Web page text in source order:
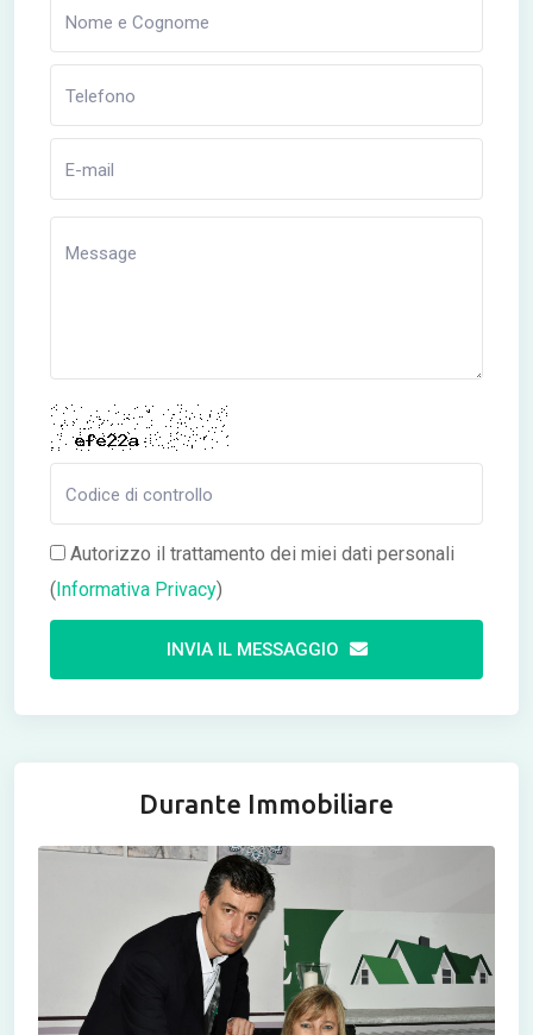
Autorizzo il trattamento dei miei dati personali
( Informativa Privacy)
INVIA IL MESSAGGIO
Durante Immobiliare